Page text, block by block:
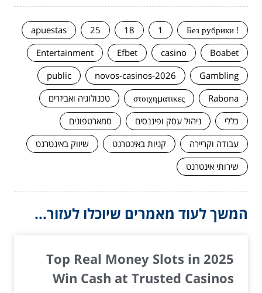
! Без рубрики
1
18
25
apuestas
Boabet
casino
Efbet
Entertainment
Gambling
novos-casinos-2026
public
Rabona
στοιχηματικες
טכנולוגיה ואביזרים
כללי
ניהול עסק ופיננסים
סמארטפונים
עבודה וקריירה
קניות באינטרנט
שיווק באינטרנט
שירותי אינטרנט
המשך לעוד מאמרים שיוכלו לעזור...
Top Real Money Slots in 2025
Win Cash at Trusted Casinos